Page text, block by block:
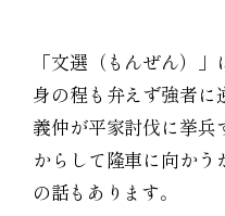
「文選（もんぜん）
身の程も弁えず強者
義仲が平家討伐に挙兵
からして隆車に向か
の話もあります。